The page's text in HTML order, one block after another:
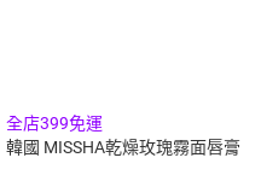
全店399免運
韓國 MISSHA乾燥玫瑰霧面唇膏